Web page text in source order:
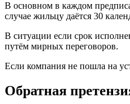
В основном в каждом
случае жильцу даётся 30
В ситуации если срок
путём мирных переговоров.
Если компания не пошла на
Обратная